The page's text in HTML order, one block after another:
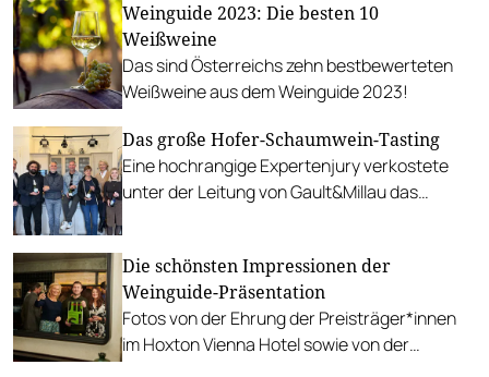
Weinguide 2023: Die besten 10
Weißweine
Das sind Österreichs zehn bestbewerteten
Weißweine aus dem Weinguide 2023!
Das große Hofer-Schaumwein-Tasting
Eine hochrangige Expertenjury verkostete
unter der Leitung von Gault&Millau das
Die schönsten Impressionen der
Weinguide-Präsentation
Fotos von der Ehrung der Preisträger*innen
im Hoxton Vienna Hotel sowie von der